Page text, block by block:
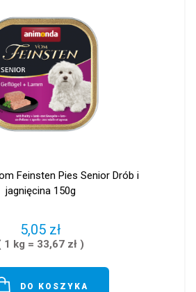
Feinsten Pies Senior Drób i
jagnięcina 150g
5,05 zł
1 kg = 33,67 zł )
DO KOSZYKA